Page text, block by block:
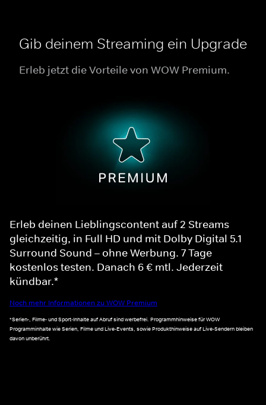
Gib deinem Streaming ein Upgrade
Erleb jetzt die Vorteile von WOW Premium.
Erleb deinen Lieblingscontent auf 2 Streams
gleichzeitig, in Full HD und mit Dolby Digital 5.1
Surround Sound – ohne Werbung. 7 Tage
kostenlos testen. Danach 6 € mtl. Jederzeit
kündbar.*
Noch mehr Informationen zu WOW Premium
*Serien-, Filme- und Sport-Inhalte auf Abruf sind werbefrei. Programmhinweise für WOW
Programminhalte wie Serien, Filme und Live-Events, sowie Produkthinweise auf Live-Sendern bleiben
davon unberührt.